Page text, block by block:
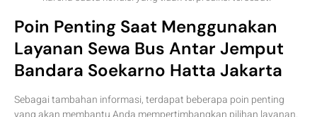
Poin Penting Saat Menggunakan
Layanan Sewa Bus Antar Jemput
Bandara Soekarno Hatta Jakarta
Sebagai tambahan informasi, terdapat beberapa poin penting